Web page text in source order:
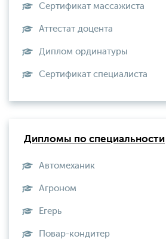
Сертификат массажиста
Аттестат доцента
Диплом ординатуры
Сертификат специалиста
Дипломы по специальности
Автомеханик
Агроном
Егерь
Повар-кондитер